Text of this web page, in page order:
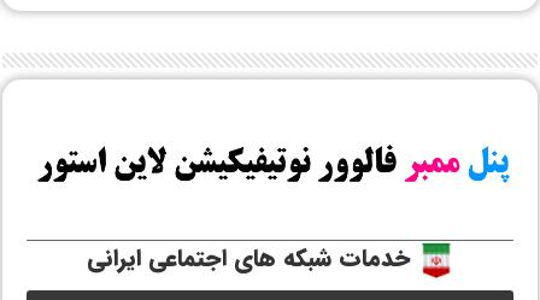
خدمات شبکه های اجتماعی ایرانی